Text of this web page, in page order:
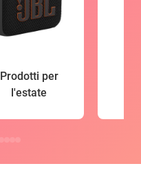
Prodotti per
l'estate